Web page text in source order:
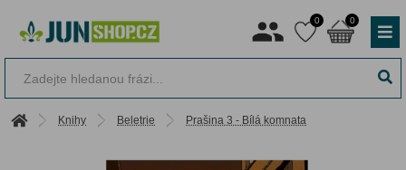
0 0
Knihy Beletrie Prašina 3 - Bílá komnata